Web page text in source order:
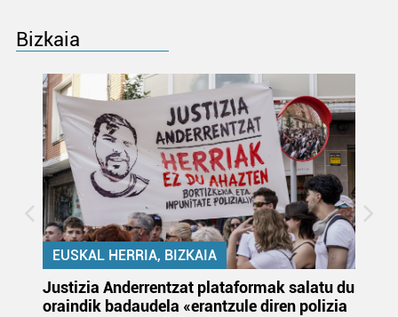
Bizkaia
EUSKAL HERRIA, BIZKAIA
Justizia Anderrentzat plataformak salatu du
oraindik badaudela «erantzule diren polizia